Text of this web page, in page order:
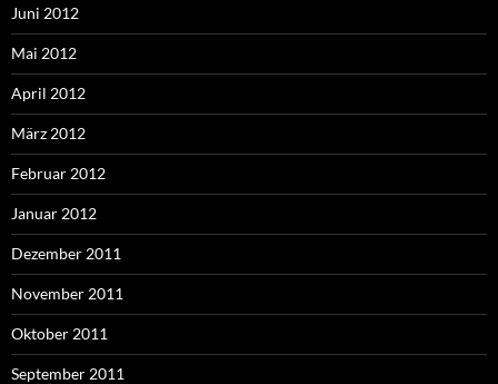
Juni 2012
Mai 2012
April 2012
März 2012
Februar 2012
Januar 2012
Dezember 2011
November 2011
Oktober 2011
September 2011